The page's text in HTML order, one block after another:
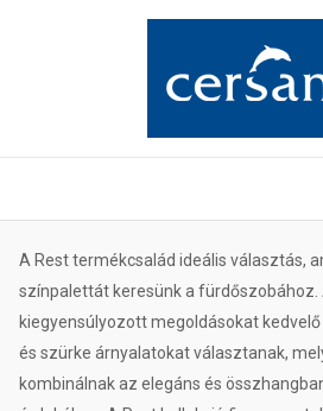
A Rest termékcsalád ideális választás,
színpalettát keresünk a fürdőszobához.
kiegyensúlyozott megoldásokat
és szürke árnyalatokat választanak,
kombinálnak az elegáns és